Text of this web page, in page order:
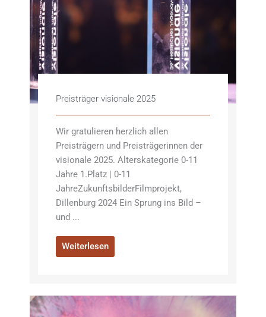
Preisträger visionale 2025
Wir gratulieren herzlich allen
Preisträgern und Preisträgerinnen der
visionale 2025. Alterskategorie 0-11
Jahre 1.Platz | 0-11
JahreZukunftsbilderFilmprojekt,
Dillenburg 2024 Ein Sprung ins Bild –
und ...
Weiterlesen